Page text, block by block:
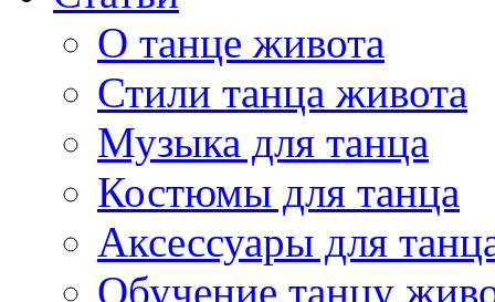
О танце живота
Стили танца живота
Музыка для танца
Костюмы для танца
Аксессуары для
Обучение танцу